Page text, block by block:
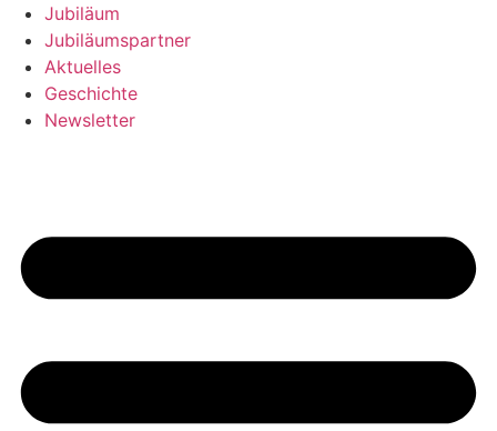
Jubiläum
Jubiläumspartner
Aktuelles
Geschichte
Newsletter